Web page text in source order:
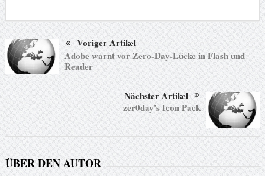
Voriger Artikel
Adobe warnt vor Zero-Day-Lücke in Flash und
Reader
Nächster Artikel
zer0day's Icon Pack
ÜBER DEN AUTOR